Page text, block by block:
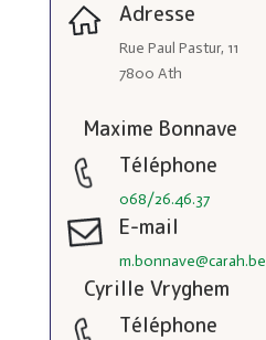
Adresse
Rue Paul Pastur, 11
7800 Ath
Maxime Bonnave
Téléphone
068/26.46.37
E-mail
m.bonnave@carah.be
Cyrille Vryghem
Téléphone